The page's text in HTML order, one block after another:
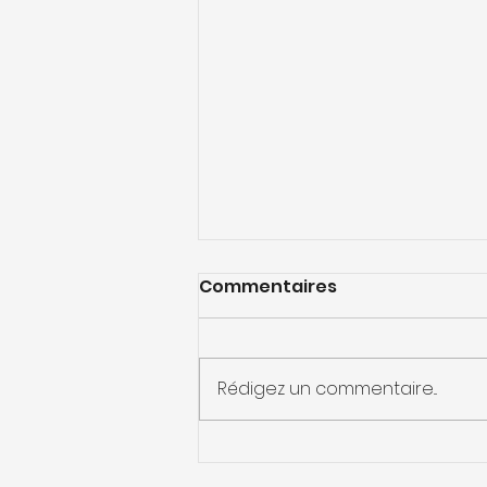
Commentaires
Rédigez un commentaire...